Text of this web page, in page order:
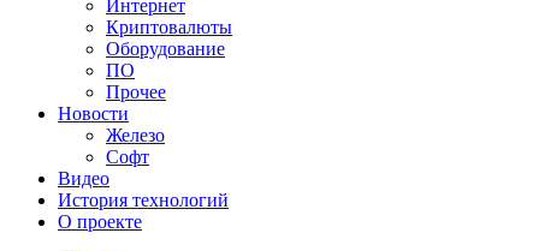
Интернет
Криптовалюты
Оборудование
ПО
Прочее
Новости
Железо
Софт
Видео
История технологий
О проекте